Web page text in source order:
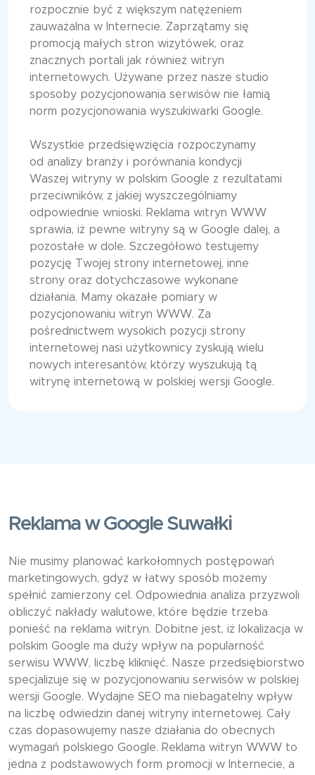
rozpocznie być z większym natężeniem
zauważalna w Internecie. Zaprzątamy się
promocją małych stron wizytówek, oraz
znacznych portali jak również witryn
internetowych. Używane przez nasze studio
sposoby pozycjonowania serwisów nie łamią
norm pozycjonowania wyszukiwarki Google.
Wszystkie przedsięwzięcia rozpoczynamy
od analizy branży i porównania kondycji
Waszej witryny w polskim Google z rezultatami
przeciwników, z jakiej wyszczególniamy
odpowiednie wnioski. Reklama witryn WWW
sprawia, iż pewne witryny są w Google dalej, a
pozostałe w dole. Szczegółowo testujemy
pozycję Twojej strony internetowej, inne
strony oraz dotychczasowe wykonane
działania. Mamy okazałe pomiary w
pozycjonowaniu witryn WWW. Za
pośrednictwem wysokich pozycji strony
internetowej nasi użytkownicy zyskują wielu
nowych interesantów, którzy wyszukują tą
witrynę internetową w polskiej wersji Google.
Reklama w Google Suwałki
Nie musimy planować karkołomnych postępowań
marketingowych, gdyż w łatwy sposób możemy
spełnić zamierzony cel. Odpowiednia analiza przyzwoli
obliczyć nakłady walutowe, które będzie trzeba
ponieść na reklama witryn. Dobitne jest, iż lokalizacja w
polskim Google ma duży wpływ na popularność
serwisu WWW, liczbę kliknięć. Nasze przedsiębiorstwo
specjalizuje się w pozycjonowaniu serwisów w polskiej
wersji Google. Wydajne SEO ma niebagatelny wpływ
na liczbę odwiedzin danej witryny internetowej. Cały
czas dopasowujemy nasze działania do obecnych
wymagań polskiego Google. Reklama witryn WWW to
jedna z podstawowych form promocji w Internecie, a